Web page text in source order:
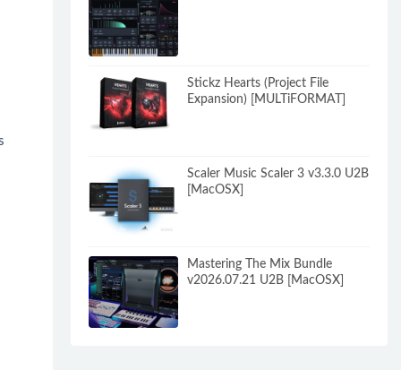
Stickz Hearts (Project File
Expansion) [MULTiFORMAT]
Scaler Music Scaler 3 v3.3.0 U2B
[MacOSX]
Mastering The Mix Bundle
v2026.07.21 U2B [MacOSX]